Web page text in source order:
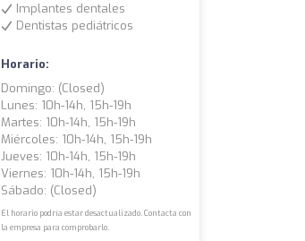
Implantes dentales
Dentistas pediátricos
Horario:
Domingo: (closed)
Lunes: 10h-14h, 15h-19h
Martes: 10h-14h, 15h-19h
Miércoles: 10h-14h, 15h-19h
Jueves: 10h-14h, 15h-19h
Viernes: 10h-14h, 15h-19h
Sábado: (closed)
El horario podría estar desactualizado. Contacta con
la empresa para comprobarlo.